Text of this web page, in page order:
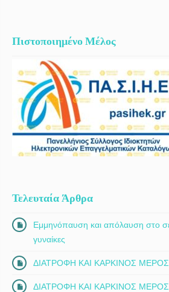
Πιστοποιημένο Μέλος
Τελευταία Άρθρα
Εμμηνόπαυση και απόλαυση στο
γυναίκες
ΔΙΑΤΡΟΦΗ ΚΑΙ ΚΑΡΚΙΝΟΣ ΜΕΡΟΣ
ΔΙΑΤΡΟΦΗ ΚΑΙ ΚΑΡΚΙΝΟΣ